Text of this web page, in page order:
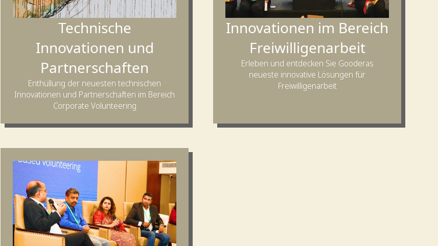
Technische
Innovationen und
Partnerschaften
Enthüllung der neuesten technischen
Innovationen und Partnerschaften im Bereich
Corporate Volunteering
Innovationen im Bereich
Freiwilligenarbeit
Erleben und entdecken Sie Gooderas
neueste innovative Lösungen für
Freiwilligenarbeit